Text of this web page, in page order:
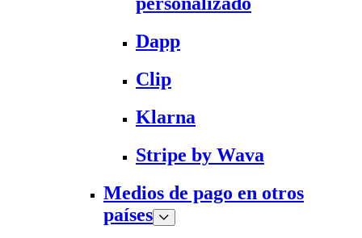
Dapp
Clip
Klarna
Stripe by Wava
Medios de pago en otros
países